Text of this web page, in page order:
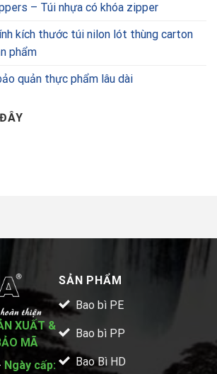
– Túi nhựa có khóa zipper
kích thước túi nilon lót thùng carton
phẩm
quản thực phẩm lâu dài
XUẤT &
MÃ
Ngày cấp:
SẢN PHẨM
Bao bì PE
Bao bì PP
Bao Bì HD